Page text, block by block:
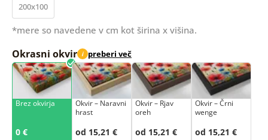
200x100
*mere so navedene v cm kot širina x višina.
Okrasni okvir i preberi več
Brez okvirja
0 €
Okvir – Naravni
hrast
od 15,21 €
Okvir – Rjav
oreh
od 15,21 €
Okvir – Črni
wenge
od 15,21 €